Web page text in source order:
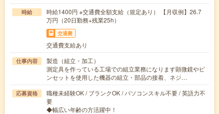
時給
時給1400円 ※交通費全額支給（規定あり） 【月収例】26.7
万円（20日勤務+残業25h）
交通費
交通費支給あり
仕事内容
製造（組立・加工）
測定具を作っている工場での組立業務になります顕微鏡やピ
ンセットを使用した機器の組立・部品の接着、ネジ…
応募資格
職種未経験OK / ブランクOK / パソコンスキル不要 / 英語力不
要
◆幅広い年齢の方活躍中！